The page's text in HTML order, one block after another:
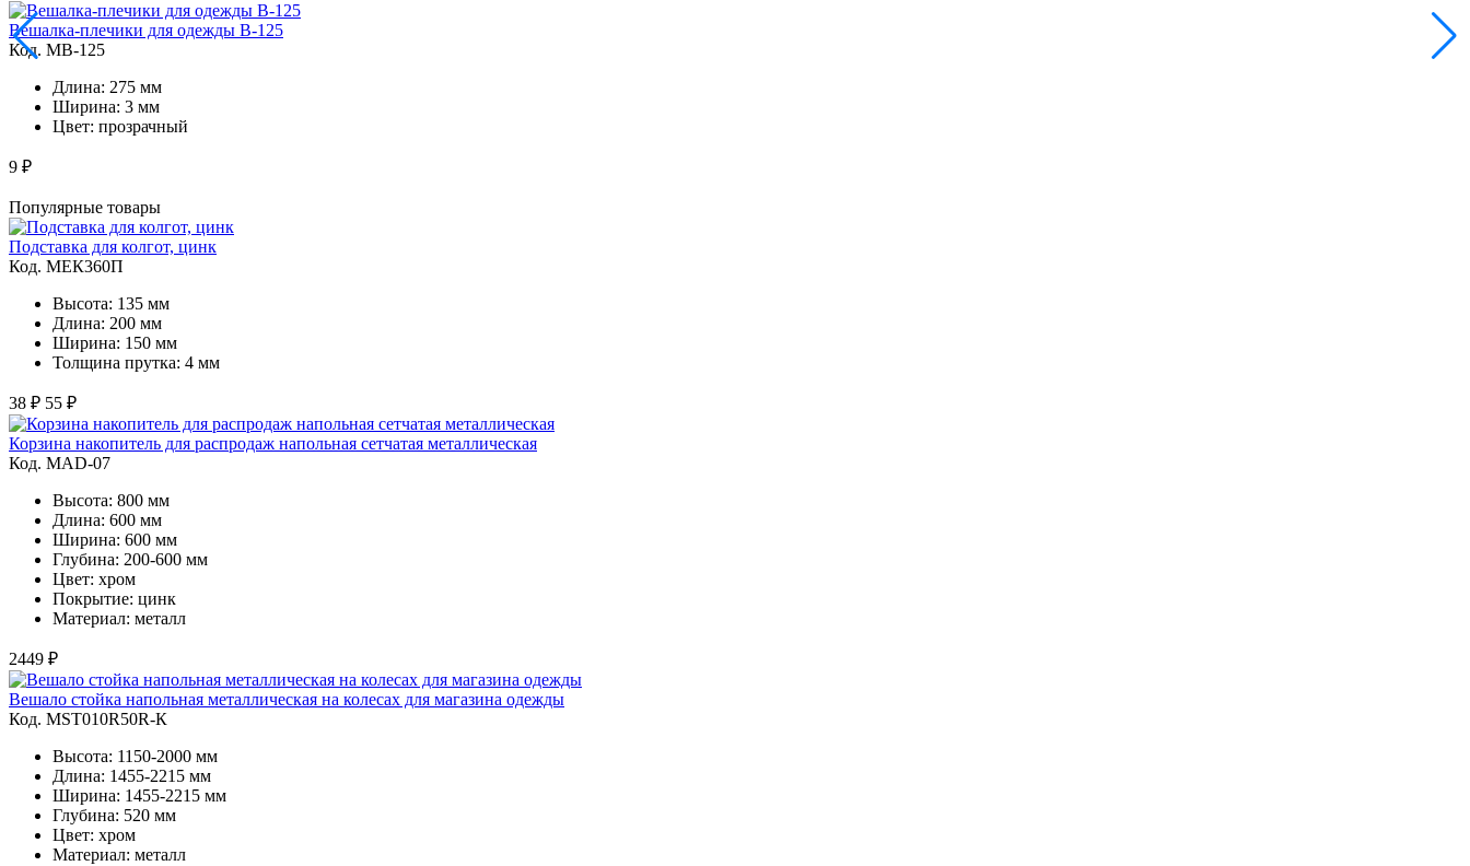
Вешалка-плечики для одежды В-125
Код. MВ-125
Длина: 275 мм
Ширина: 3 мм
Цвет: прозрачный
9 ₽
Популярные товары
Подставка для колгот, цинк
Код. MЕК360П
Высота: 135 мм
Длина: 200 мм
Ширина: 150 мм
Толщина прутка: 4 мм
38 ₽ 55 ₽
Корзина накопитель для распродаж напольная сетчатая металлическая
Код. MAD-07
Высота: 800 мм
Длина: 600 мм
Ширина: 600 мм
Глубина: 200-600 мм
Цвет: хром
Покрытие: цинк
Материал: металл
2449 ₽
Вешало стойка напольная металлическая на колесах для магазина одежды
Код. MST010R50R-К
Высота: 1150-2000 мм
Длина: 1455-2215 мм
Ширина: 1455-2215 мм
Глубина: 520 мм
Цвет: хром
Материал: металл